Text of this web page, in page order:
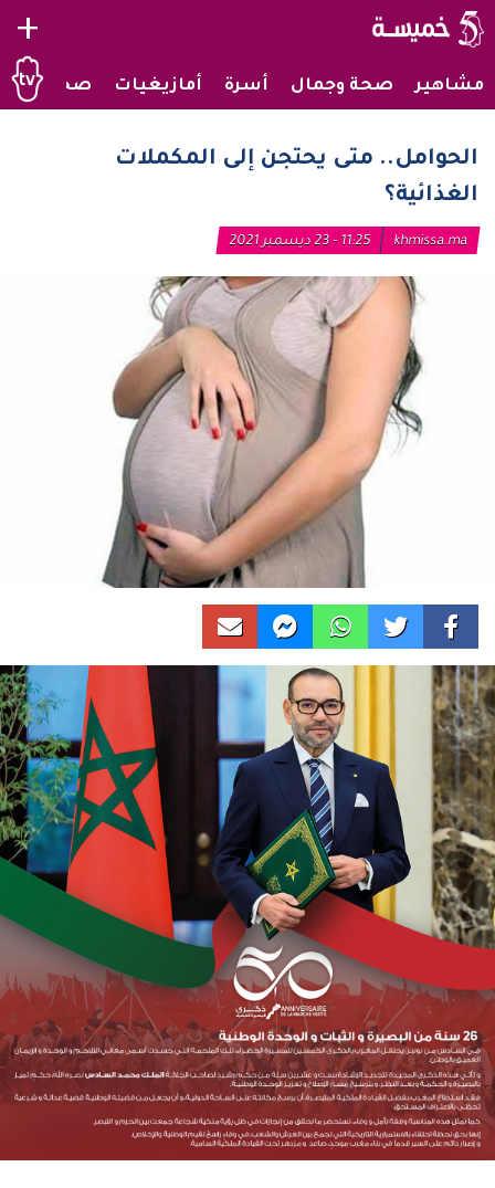
+
مشاهير صحة وجمال أسرة أمازيغيات صحراويات
الحوامل.. متى يحتجن إلى المكملات
الغذائية؟
khmissa.ma 11:25 - 23 ديسمبر 2021